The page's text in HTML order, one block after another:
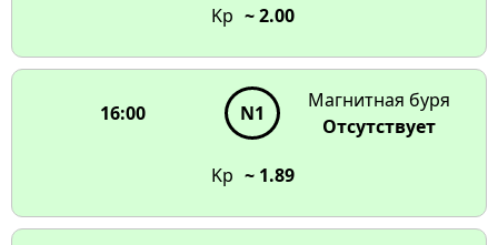
Kp ~ 2.00
16:00 N1
Магнитная буря
Отсутствует
Kp ~ 1.89